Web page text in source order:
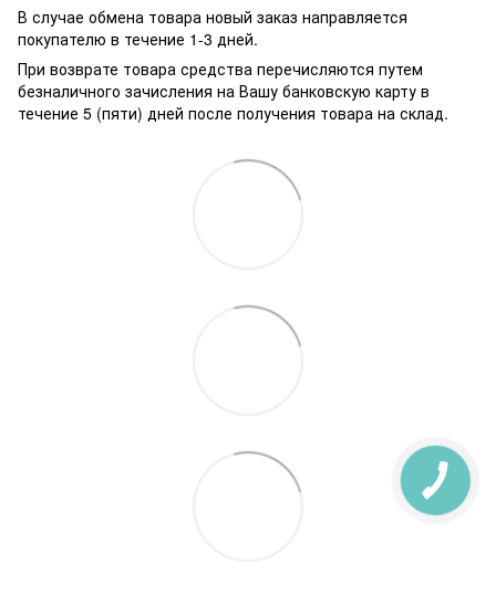
В случае обмена товара новый заказ направляется
покупателю в течение 1-3 дней.
При возврате товара средства перечисляются путем
безналичного зачисления на Вашу банковскую карту в
течение 5 (пяти) дней после получения товара на склад.